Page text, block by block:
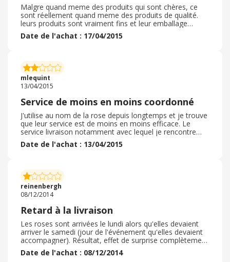
Malgre quand meme des produits qui sont chères, ce
sont réellement quand meme des produits de qualité.
leurs produits sont vraiment fins et leur emballage
toujours très très classe. par ailleurs, ils proposent
beaucoup de services
Date de l'achat : 17/04/2015
mlequint
13/04/2015
Service de moins en moins coordonné
J'utilise au nom de la rose depuis longtemps et je trouve
que leur service est de moins en moins efficace. Le
service livraison notamment avec lequel je rencontre
tout le temps des problèmes. Les roses reste cependant
de qualité, quant au cashback, il met longtemps à
Date de l'achat : 13/04/2015
reinenbergh
08/12/2014
Retard à la livraison
Les roses sont arrivées le lundi alors qu'elles devaient
arriver le samedi (jour de l'événement qu'elles devaient
accompagner). Résultat, effet de surprise complètement
gâché et roses pas très fraîches puisqu'elles ont passé 2
jours de plus que prévu dans un entrepôt. De plus, le
Date de l'achat : 08/12/2014